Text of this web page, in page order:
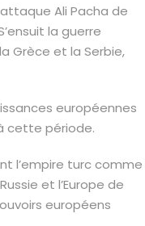
Ali Pacha de
la guerre
Grèce et la Serbie,
européennes
cette période.
l’empire turc comme
et l’Europe de
européens